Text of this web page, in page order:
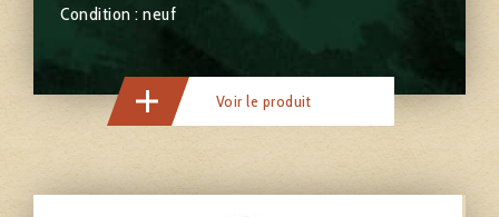
Condition : neuf
Voir le produit